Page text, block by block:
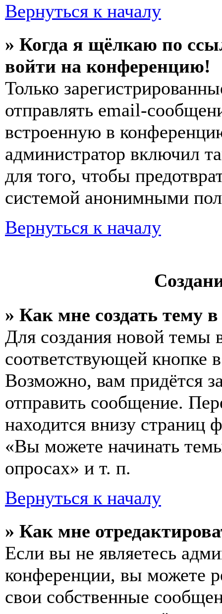
Вернуться к началу
» Когда я щёлкаю по
войти на конференцию!
Только
отправлять email-
встроенную в
администратор включил
для того, чтобы
системой анонимными
Вернуться к началу
» Как мне создать тему
Для создания новой темы
соответствующей кнопке
Возможно, вам придётся
отправить сообщение.
находится внизу
«Вы можете начинать
опросах» и т. п.
Вернуться к началу
» Как мне
Если вы не являетесь
конференции, вы можете
свои собственные